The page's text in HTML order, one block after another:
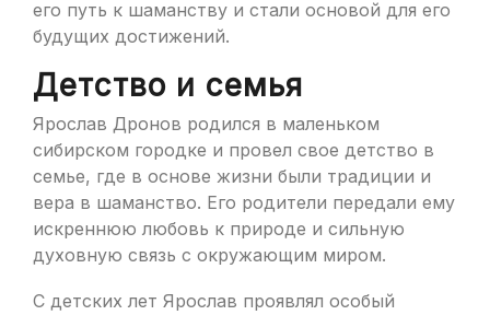
его путь к шаманству и стали основой для его
будущих достижений.
Детство и семья
Ярослав Дронов родился в маленьком
сибирском городке и провел свое детство в
семье, где в основе жизни были традиции и
вера в шаманство. Его родители передали ему
искреннюю любовь к природе и сильную
духовную связь с окружающим миром.
С детских лет Ярослав проявлял особый